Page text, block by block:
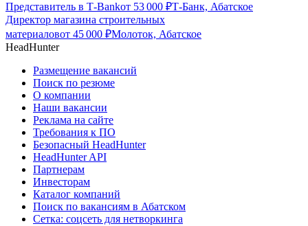
Представитель в Т-Bankот 53 000 ₽Т-Банк, Абатское
Директор магазина строительных
материаловот 45 000 ₽Молоток, Абатское
HeadHunter
Размещение вакансий
Поиск по резюме
О компании
Наши вакансии
Реклама на сайте
Требования к ПО
Безопасный HeadHunter
HeadHunter API
Партнерам
Инвесторам
Каталог компаний
Поиск по вакансиям в Абатском
Сетка: соцсеть для нетворкинга